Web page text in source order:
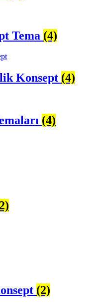
Tema (4)
Konsept (4)
(4)
(2)